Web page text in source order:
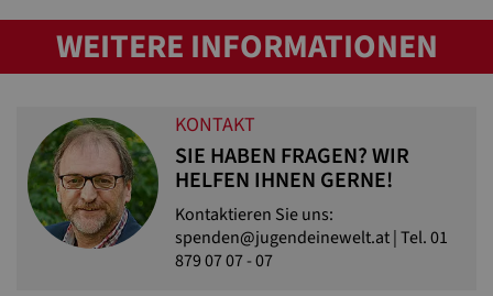
WEITERE INFORMATIONEN
KONTAKT
SIE HABEN FRAGEN? WIR
HELFEN IHNEN GERNE!
Kontaktieren Sie uns:
spenden@jugendeinewelt.at | Tel. 01
879 07 07 - 07